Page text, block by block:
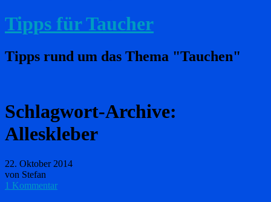
Tipps für Taucher
Tipps rund um das Thema "Tauchen"
Schlagwort-Archive:
Alleskleber
22. Oktober 2014
von Stefan
1 Kommentar